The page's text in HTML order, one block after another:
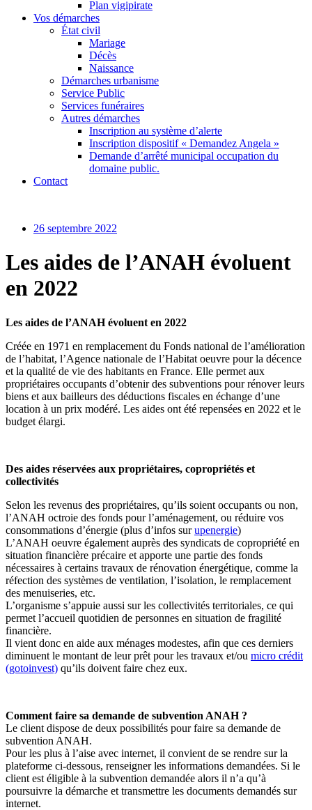
Plan vigipirate
Vos démarches
État civil
Mariage
Décès
Naissance
Démarches urbanisme
Service Public
Services funéraires
Autres démarches
Inscription au système d’alerte
Inscription dispositif « Demandez Angela »
Demande d’arrêté municipal occupation du
domaine public.
Contact
26 septembre 2022
Les aides de l’ANAH évoluent
en 2022
Les aides de l’ANAH évoluent en 2022
Créée en 1971 en remplacement du Fonds national de l’amélioration
de l’habitat, l’Agence nationale de l’Habitat oeuvre pour la décence
et la qualité de vie des habitants en France. Elle permet aux
propriétaires occupants d’obtenir des subventions pour rénover leurs
biens et aux bailleurs des déductions fiscales en échange d’une
location à un prix modéré. Les aides ont été repensées en 2022 et le
budget élargi.
Des aides réservées aux propriétaires, copropriétés et
collectivités
Selon les revenus des propriétaires, qu’ils soient occupants ou non,
l’ANAH octroie des fonds pour l’aménagement, ou réduire vos
consommations d’énergie (plus d’infos surupenergie)
L’ANAH oeuvre également auprès des syndicats de copropriété en
situation financière précaire et apporte une partie des fonds
nécessaires à certains travaux de rénovation énergétique, comme la
réfection des systèmes de ventilation, l’isolation, le remplacement
des menuiseries, etc.
L’organisme s’appuie aussi sur les collectivités territoriales, ce qui
permet l’accueil quotidien de personnes en situation de fragilité
financière.
Il vient donc en aide aux ménages modestes, afin que ces derniers
diminuent le montant de leur prêt pour les travaux et/ou micro crédit
(gotoinvest) qu’ils doivent faire chez eux.
Comment faire sa demande de subvention ANAH ?
Le client dispose de deux possibilités pour faire sa demande de
subvention ANAH.
Pour les plus à l’aise avec internet, il convient de se rendre sur la
plateforme ci-dessous, renseigner les informations demandées. Si le
client est éligible à la subvention demandée alors il n’a qu’à
poursuivre la démarche et transmettre les documents demandés sur
internet.